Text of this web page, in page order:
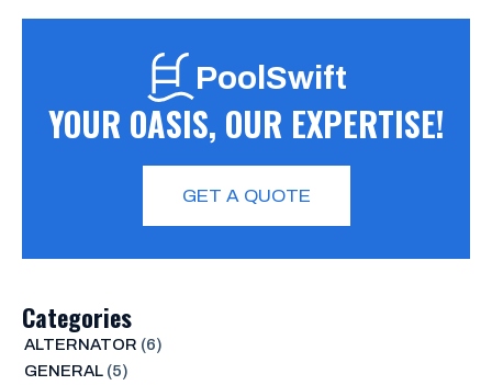
PoolSwift
YOUR OASIS, OUR EXPERTISE!
GET A QUOTE
Categories
ALTERNATOR (6)
GENERAL(5)